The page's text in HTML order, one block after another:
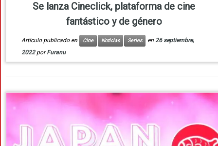
Se lanza Cineclick, plataforma de cine
fantástico y de género
Artículo publicado en Cine Noticias Series en 26 septiembre,
2022 porFuranu